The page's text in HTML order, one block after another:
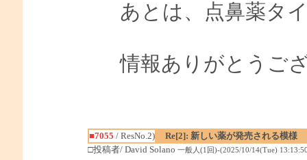
あとは、点鼻薬タ
情報ありがとうご
■7055 / ResNo.2)
Re[2]: 新しい薬が発売される模様
□投稿者/ David Solano 一般人(1回)-(2025/10/14(Tue)